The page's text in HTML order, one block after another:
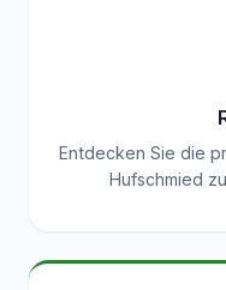
Entdecken Sie die
Hufschmied